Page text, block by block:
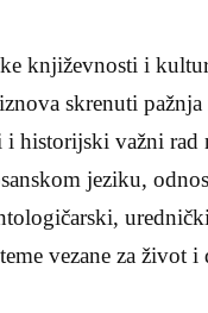
književnosti i
skrenuti
historijski važni rad
jeziku,
vezane za život